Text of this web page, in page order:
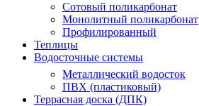
Сотовый поликарбонат
Монолитный поликарбонат
Профилированный
Теплицы
Водосточные системы
Металлический водосток
ПВХ (пластиковый)
Террасная доска (ДПК)